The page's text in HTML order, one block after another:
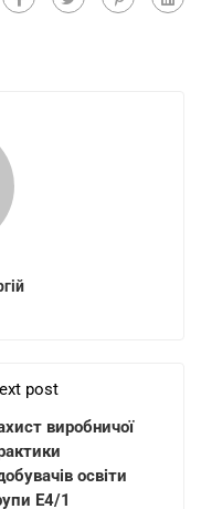
post
виробничої
освіти
Е4/1